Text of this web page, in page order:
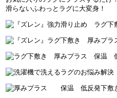
滑らないふわっとラグに大変身！